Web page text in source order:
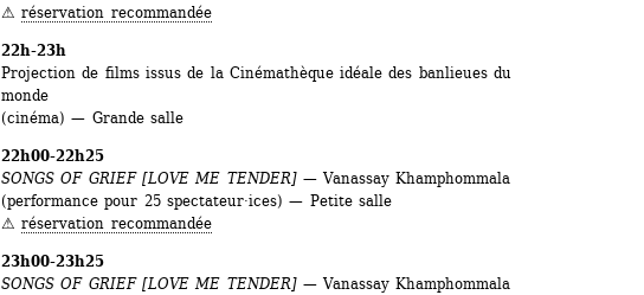
⚠︎ réservation recommandée
22h-23h
Projection de films issus de la Cinémathèque idéale des banlieues du
monde
(cinéma) — Grande salle
22h00-22h25
SONGS OF GRIEF [LOVE ME TENDER]— Vanassay Khamphommala
(performance pour 25 spectateur·ices) — Petite salle
⚠︎ réservation recommandée
23h00-23h25
SONGS OF GRIEF [LOVE ME TENDER]— Vanassay Khamphommala